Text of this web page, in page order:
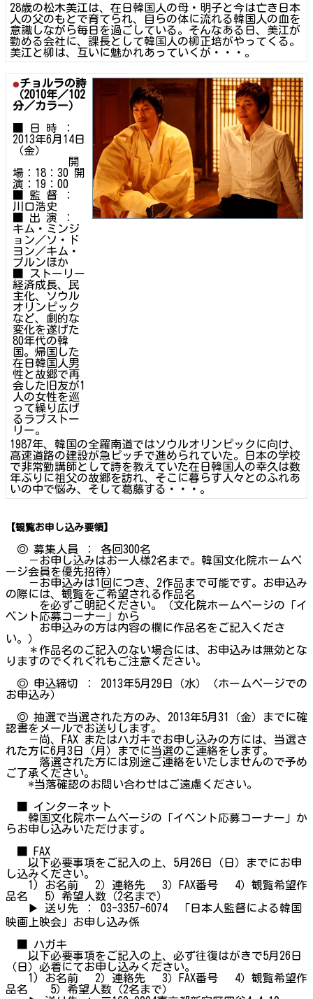
28歳の松木美江は、在日韓国人の母・明子と今は亡き日本
人の父のもとで育てられ、自らの体に流れる韓国人の血を
意識しながら毎日を過ごしている。そんなある日、美江が
勤める会社に、課長として韓国人の柳正培がやってくる。
美江と柳は、互いに魅かれあっていくが・・・。
チョルラの詩
（2010年／102
分／カラー）
■ 日 時 ：
2013年6月14日
（金）
開
場：18：30 開
演：19：00
■ 監 督 ：
川口浩史
■ 出 演 ：
キム・ミンジ
ョン／ソ・ド
ヨン／キム・
プルンほか
■ ストーリー
経済成長、民
主化、ソウル
オリンピック
など、劇的な
変化を遂げた
80年代の韓
国。帰国した
在日韓国人男
性と故郷で再
会した旧友が1
人の女性を巡
って繰り広げ
るラブストー
リー。
1987年、韓国の全羅南道ではソウルオリンピックに向け、
高速道路の建設が急ピッチで進められていた。日本の学校
で非常勤講師として詩を教えていた在日韓国人の幸久は数
年ぶりに祖父の故郷を訪れ、そこに暮らす人々とのふれあ
いの中で悩み、そして葛藤する・・・。
【観覧お申し込み要領】
◎ 募集人員 ： 各回300名
－お申し込みはお一人様2名まで。韓国文化院ホームペ
ージ会員を優先招待）
－お申込みは1回につき、2作品まで可能です。お申込み
の際には、観覧をご希望される作品名
を必ずご明記ください。（文化院ホームページの「イ
ベント応募コーナー」から
お申込みの方は内容の欄に作品名をご記入くださ
い。）
＊作品名のご記入のない場合には、お申込みは無効とな
りますのでくれぐれもご注意ください。
◎ 申込締切 ： 2013年5月29日（水）（ホームページでの
お申込み）
◎ 抽選で当選された方のみ、2013年5月31（金）までに確
認書をメールでお送りします。
－尚、FAX またはハガキでお申し込みの方には、当選さ
れた方に6月3日（月）までに当選のご連絡をします。
落選された方には別途ご連絡をいたしませんので予め
ご了承ください。
*当落確認のお問い合わせはご遠慮ください。
■ インターネット
韓国文化院ホームページの「イベント応募コーナー」か
らお申し込みいただけます。
■ FAX
以下必要事項をご記入の上、5月26日（日）までにお申
し込みください。
1) お名前 2）連絡先 3）FAX番号 4）観覧希望作
品名 5）希望人数（2名まで）
▶ 送り先 ： 03-3357-6074 「日本人監督による韓国
映画上映会」お申し込み係
■ ハガキ
以下必要事項をご記入の上、必ず往復はがきで5月26日
（日）必着にてお申し込みください。
1) お名前 2）連絡先 3）FAX番号 4）観覧希望作
品名 5）希望人数（2名まで）